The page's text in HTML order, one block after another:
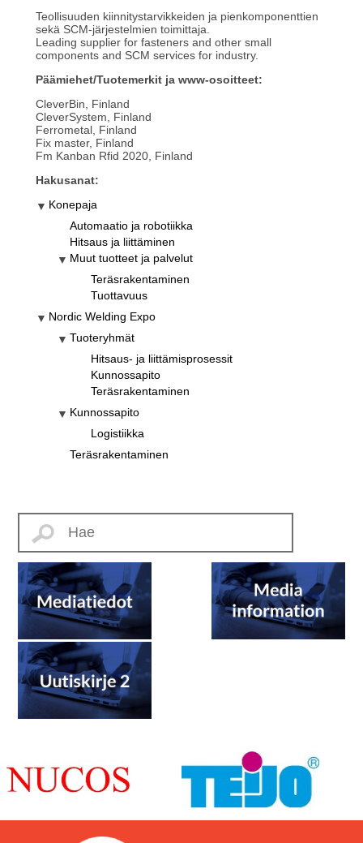
Teollisuuden kiinnitystarvikkeiden ja pienkomponenttien
sekä SCM-järjestelmien toimittaja.
Leading supplier for fasteners and other small
components and SCM services for industry.
Päämiehet/Tuotemerkit ja www-osoitteet:
CleverBin, Finland
CleverSystem, Finland
Ferrometal, Finland
Fix master, Finland
Fm Kanban Rfid 2020, Finland
Hakusanat:
Konepaja
Automaatio ja robotiikka
Hitsaus ja liittäminen
Muut tuotteet ja palvelut
Teräsrakentaminen
Tuottavuus
Nordic Welding Expo
Tuoteryhmät
Hitsaus- ja liittämisprosessit
Kunnossapito
Teräsrakentaminen
Kunnossapito
Logistiikka
Teräsrakentaminen